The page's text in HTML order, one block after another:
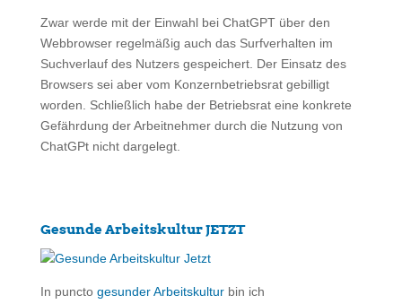
Zwar werde mit der Einwahl bei ChatGPT über den
Webbrowser regelmäßig auch das Surfverhalten im
Suchverlauf des Nutzers gespeichert. Der Einsatz des
Browsers sei aber vom Konzernbetriebsrat gebilligt
worden. Schließlich habe der Betriebsrat eine konkrete
Gefährdung der Arbeitnehmer durch die Nutzung von
ChatGPt nicht dargelegt.
Gesunde Arbeitskultur JETZT
In puncto gesunder Arbeitskulturbin ich